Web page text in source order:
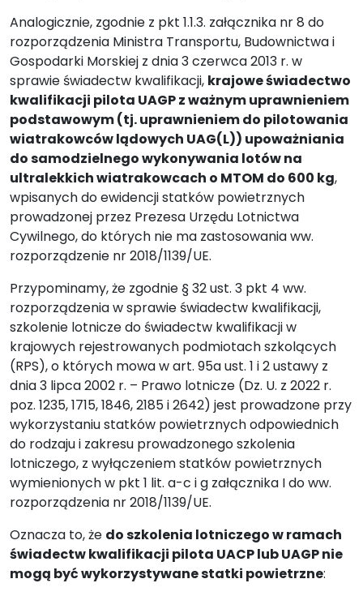
Analogicznie, zgodnie z pkt 1.1.3. załącznika nr 8 do
rozporządzenia Ministra Transportu, Budownictwa i
Gospodarki Morskiej z dnia 3 czerwca 2013 r. w
sprawie świadectw kwalifikacji, krajowe świadectwo
kwalifikacji pilota UAGP z ważnym uprawnieniem
podstawowym (tj. uprawnieniem do pilotowania
wiatrakowców lądowych UAG(L)) upoważniania
do samodzielnego wykonywania lotów na
ultralekkich wiatrakowcach o MTOM do 600 kg,
wpisanych do ewidencji statków powietrznych
prowadzonej przez Prezesa Urzędu Lotnictwa
Cywilnego, do których nie ma zastosowania ww.
rozporządzenie nr 2018/1139/UE.
Przypominamy, że zgodnie § 32 ust. 3 pkt 4 ww.
rozporządzenia w sprawie świadectw kwalifikacji,
szkolenie lotnicze do świadectw kwalifikacji w
krajowych rejestrowanych podmiotach szkolących
(RPS), o których mowa w art. 95a ust. 1 i 2 ustawy z
dnia 3 lipca 2002 r. – Prawo lotnicze (Dz. U. z 2022 r.
poz. 1235, 1715, 1846, 2185 i 2642) jest prowadzone przy
wykorzystaniu statków powietrznych odpowiednich
do rodzaju i zakresu prowadzonego szkolenia
lotniczego, z wyłączeniem statków powietrznych
wymienionych w pkt 1 lit. a-c i g załącznika I do ww.
rozporządzenia nr 2018/1139/UE.
Oznacza to, że do szkolenia lotniczego w ramach
świadectw kwalifikacji pilota UACP lub UAGP nie
mogą być wykorzystywane statki powietrzne: